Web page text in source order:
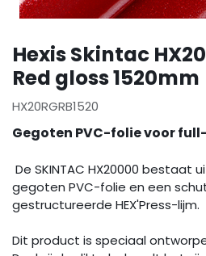
Hexis Skintac
Red gloss 1520mm
HX20RGRB1520
Gegoten PVC-folie voor
De SKINTAC HX20000 bestaat
gegoten PVC-folie en een
gestructureerde HEX'Press-lijm.
Dit product is speciaal